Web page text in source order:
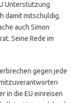
Unterstützung
damit mitschuldig.
auch Simon
Seine Rede im
gegen jede
in die EU einreisen